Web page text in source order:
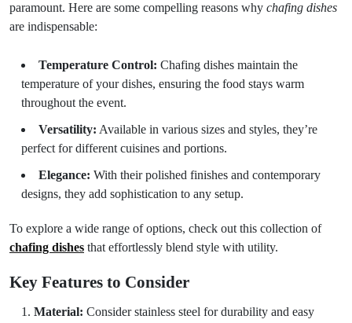
paramount. Here are some compelling reasons why chafing dishes
are indispensable:
Temperature Control: Chafing dishes maintain the
temperature of your dishes, ensuring the food stays warm
throughout the event.
Versatility: Available in various sizes and styles, they’re
perfect for different cuisines and portions.
Elegance: With their polished finishes and contemporary
designs, they add sophistication to any setup.
To explore a wide range of options, check out this collection of
chafing dishes that effortlessly blend style with utility.
Key Features to Consider
Material: Consider stainless steel for durability and easy